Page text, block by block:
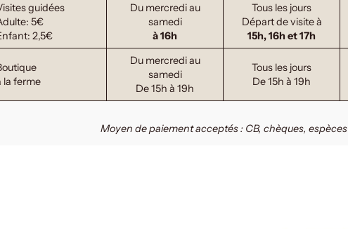
guidées
5€
2,5€
Du mercredi au
samedi
à 16h
Tous les jours
Départ de visite à
15h, 16h et 17h
la ferme
Du mercredi au
samedi
De 15h à 19h
Tous les jours
De 15h à 19h
Moyen de paiement acceptés : CB, chèques, espèces